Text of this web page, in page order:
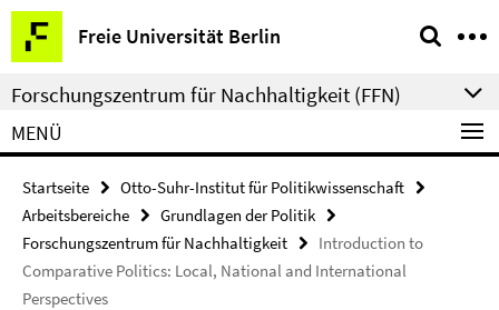
Springe
direkt
zu
Inhalt
Freie Universität Berlin
Service-
Navigation
Forschungszentrum für Nachhaltigkeit (FFN)
MENÜ
Startseite
Otto-Suhr-Institut für Politikwissenschaft
Arbeitsbereiche
Grundlagen der Politik
Forschungszentrum für Nachhaltigkeit
Introduction to
Comparative Politics: Local, National and International
Perspectives